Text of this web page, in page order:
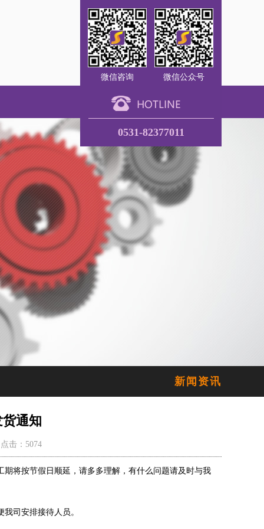
微信咨询 微信公众号
0531-82377011
新闻资讯
通知
击：5074
将按节假日顺延，请多多理解，有什么问题请及时与我
司安排接待人员。